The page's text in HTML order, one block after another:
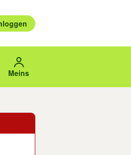
auswählen.
mit den Pfeiltasten nach oben/
Meins